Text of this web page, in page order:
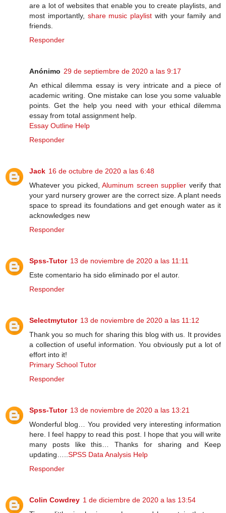
are a lot of websites that enable you to create playlists, and
most importantly, share music playlist with your family and
friends.
Responder
Anónimo 29 de septiembre de 2020 a las 9:17
An ethical dilemma essay is very intricate and a piece of
academic writing. One mistake can lose you some valuable
points. Get the help you need with your ethical dilemma
essay from total assignment help.
Essay Outline Help
Responder
Jack 16 de octubre de 2020 a las 6:48
Whatever you picked,Aluminum screen supplier verify that
your yard nursery grower are the correct size. A plant needs
space to spread its foundations and get enough water as it
acknowledges new
Responder
Spss-Tutor 13 de noviembre de 2020 a las 11:11
Este comentario ha sido eliminado por el autor.
Responder
Selectmytutor 13 de noviembre de 2020 a las 11:12
Thank you so much for sharing this blog with us. It provides
a collection of useful information. You obviously put a lot of
effort into it!
Primary School Tutor
Responder
Spss-Tutor 13 de noviembre de 2020 a las 13:21
Wonderful blog… You provided very interesting information
here. I feel happy to read this post. I hope that you will write
many posts like this… Thanks for sharing and Keep
updating….. SPSS Data Analysis Help
Responder
Colin Cowdrey 1 de diciembre de 2020 a las 13:54